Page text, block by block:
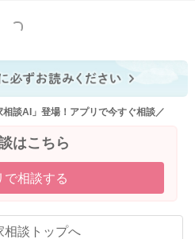
と見る
談AI」登場！アプリで今すぐ相談／
はこちら
で相談する
談トップへ